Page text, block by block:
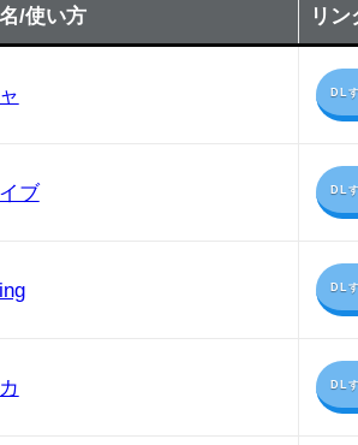
/使い方 リン
DL
ブ DL
DL
DL